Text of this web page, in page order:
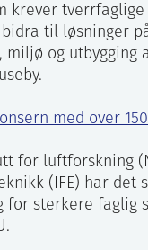
tverrfaglige
til løsninger
og utbygging
med over
for luftforskning
(IFE) har det
for sterkere faglig